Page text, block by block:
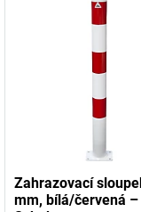
Zahrazovací
mm, bílá/červená –